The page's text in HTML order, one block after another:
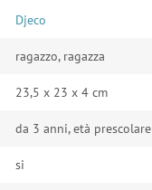
Djeco
ragazzo, ragazza
23,5 x 23 x 4 cm
da 3 anni, età prescolare
si